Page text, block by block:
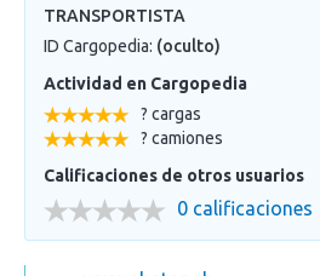
TRANSPORTISTA
ID Cargopedia: (oculto)
Actividad en Cargopedia
? cargas
? camiones
Calificaciones de otros usuarios
0 calificaciones